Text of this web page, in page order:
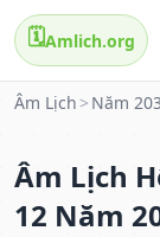
🗓️Amlich.org
Âm Lịch > Năm
Âm Lịch
12 Năm